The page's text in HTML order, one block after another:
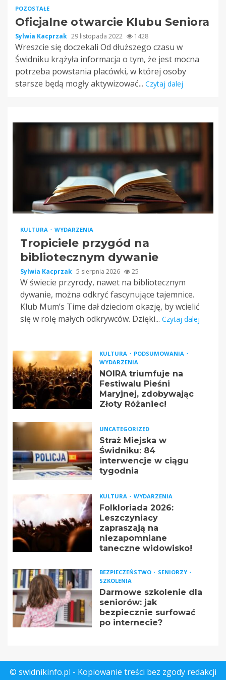
POZOSTAŁE
Oficjalne otwarcie Klubu Seniora
Sylwia Kacprzak 29 listopada 2022 1428
Wreszcie się doczekali Od dłuższego czasu w
Świdniku krążyła informacja o tym, że jest mocna
potrzeba powstania placówki, w której osoby
starsze będą mogły aktywizować... Czytaj dalej
KULTURA WYDARZENIA
Tropiciele przygód na
bibliotecznym dywanie
Sylwia Kacprzak 5 sierpnia 2026 25
W świecie przyrody, nawet na bibliotecznym
dywanie, można odkryć fascynujące tajemnice.
Klub Mum’s Time dał dzieciom okazję, by wcielić
się w rolę małych odkrywców. Dzięki... Czytaj dalej
KULTURA
PODSUMOWANIA
WYDARZENIA
NOIRA triumfuje na
Festiwalu Pieśni
Maryjnej, zdobywając
Złoty Różaniec!
UNCATEGORIZED
Straż Miejska w
Świdniku: 84
interwencje w ciągu
tygodnia
KULTURA WYDARZENIA
Folkloriada 2026:
Leszczyniacy
zapraszają na
niezapomniane
taneczne widowisko!
BEZPIECZEŃSTWO
SENIORZY
SZKOLENIA
Darmowe szkolenie dla
seniorów: jak
bezpiecznie surfować
po internecie?
© swidnikinfo.pl - Kopiowanie treści bez zgody redakcji